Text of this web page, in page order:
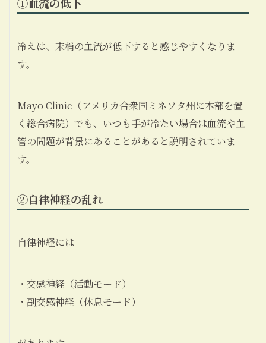
冷えは、末梢の血流が低下すると感じやすくなりま
す。
Mayo Clinic（アメリカ合衆国ミネソタ州に本部を置
く総合病院）でも、いつも手が冷たい場合は血流や血
管の問題が背景にあることがあると説明されていま
す。
②自律神経の乱れ
自律神経には
・交感神経（活動モード）
・副交感神経（休息モード）